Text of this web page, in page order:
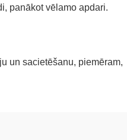
panākot vēlamo apdari.
un sacietēšanu, piemēram,